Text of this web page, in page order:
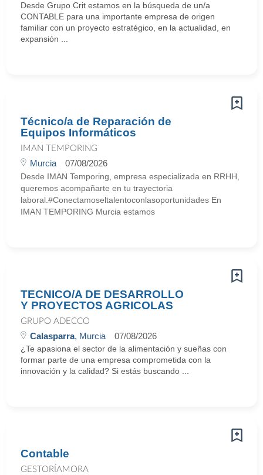
Desde Grupo Crit estamos en la búsqueda de un/a
CONTABLE para una importante empresa de origen
familiar con un proyecto estratégico, en la actualidad, en
expansión ...
Técnico/a de Reparación de
Equipos Informáticos
IMAN TEMPORING
Murcia 07/08/2026
Desde IMAN Temporing, empresa especializada en RRHH,
queremos acompañarte en tu trayectoria
laboral.#Conectamoseltalentoconlasoportunidades En
IMAN TEMPORING Murcia estamos
TECNICO/A DE DESARROLLO
Y PROYECTOS AGRICOLAS
GRUPO ADECCO
Calasparra, Murcia 07/08/2026
¿Te apasiona el sector de la alimentación y sueñas con
formar parte de una empresa comprometida con la
innovación y la calidad? Si estás buscando ...
Contable
GESTORÍAMORA